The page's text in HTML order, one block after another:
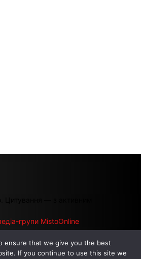
Цитування — з активним
групи MistoOnline
АВТОРИ | РЕКЛАМА НА САЙТІ
ensure that we give you the best
If you continue to use this site we